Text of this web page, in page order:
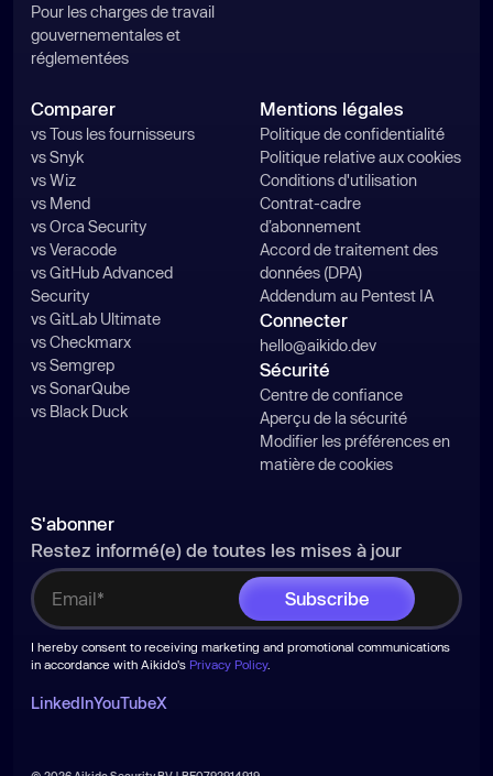
Pour les charges de travail
gouvernementales et
réglementées
Comparer
vs Tous les fournisseurs
vs Snyk
vs Wiz
vs Mend
vs Orca Security
vs Veracode
vs GitHub Advanced
Security
vs GitLab Ultimate
vs Checkmarx
vs Semgrep
vs SonarQube
vs Black Duck
Mentions légales
Politique de confidentialité
Politique relative aux cookies
Conditions d'utilisation
Contrat-cadre
d’abonnement
Accord de traitement des
données (DPA)
Addendum au Pentest IA
Connecter
hello@aikido.dev
Sécurité
Centre de confiance
Aperçu de la sécurité
Modifier les préférences en
matière de cookies
S'abonner
Restez informé(e) de toutes les mises à jour
I hereby consent to receiving marketing and promotional communications
in accordance with Aikido's Privacy Policy.
LinkedInYouTubeX